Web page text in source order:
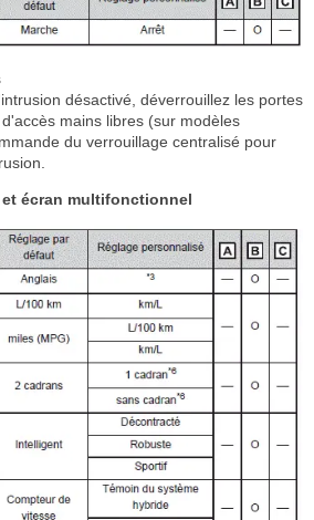
désactivé, déverrouillez les portes
mains libres (sur modèles
du verrouillage centralisé pour
écran multifonctionnel